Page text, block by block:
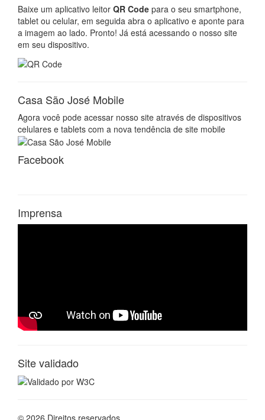
Baixe um aplicativo leitor QR Code para o seu smartphone,
tablet ou celular, em seguida abra o aplicativo e aponte para
a imagem ao lado. Pronto! Já está acessando o nosso site
em seu dispositivo.
Casa São José Mobile
Agora você pode acessar nosso site através de dispositivos
celulares e tablets com a nova tendência de site mobile
Facebook
Imprensa
Site validado